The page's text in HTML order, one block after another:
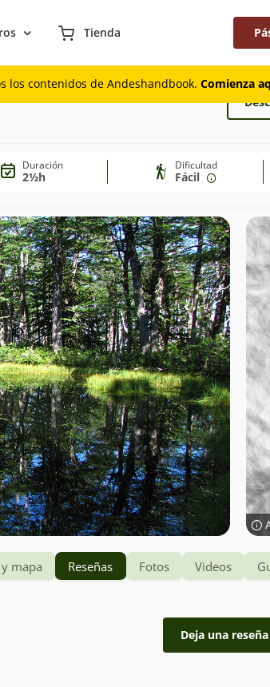
Tienda
los contenidos de Andeshandbook. Comienza
Duración
2½h
Dificultad
Fácil
mapa Reseñas Fotos Videos
Deja una